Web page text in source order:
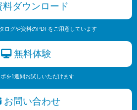
ダウンロード
ログや資料のPDFをご用意しています
無料体験
を1週間お試しいただけます
お問い合わせ